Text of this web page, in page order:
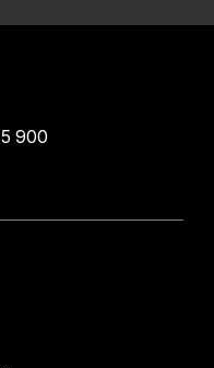
900